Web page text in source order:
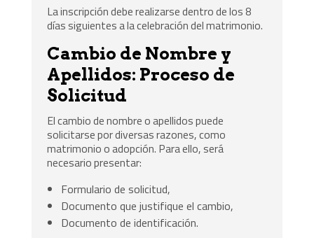
La inscripción debe realizarse dentro de los 8
días siguientes a la celebración del matrimonio.
Cambio de Nombre y
Apellidos: Proceso de
Solicitud
El cambio de nombre o apellidos puede
solicitarse por diversas razones, como
matrimonio o adopción. Para ello, será
necesario presentar:
Formulario de solicitud,
Documento que justifique el cambio,
Documento de identificación.